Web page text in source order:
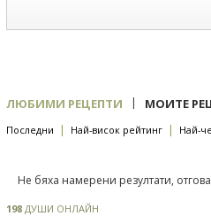
ЛЮБИМИ РЕЦЕПТИ | МОИТЕ
Последни | Най-висок рейтинг | Най-
Не бяха намерени резултати,
198 ДУШИ ОНЛАЙН